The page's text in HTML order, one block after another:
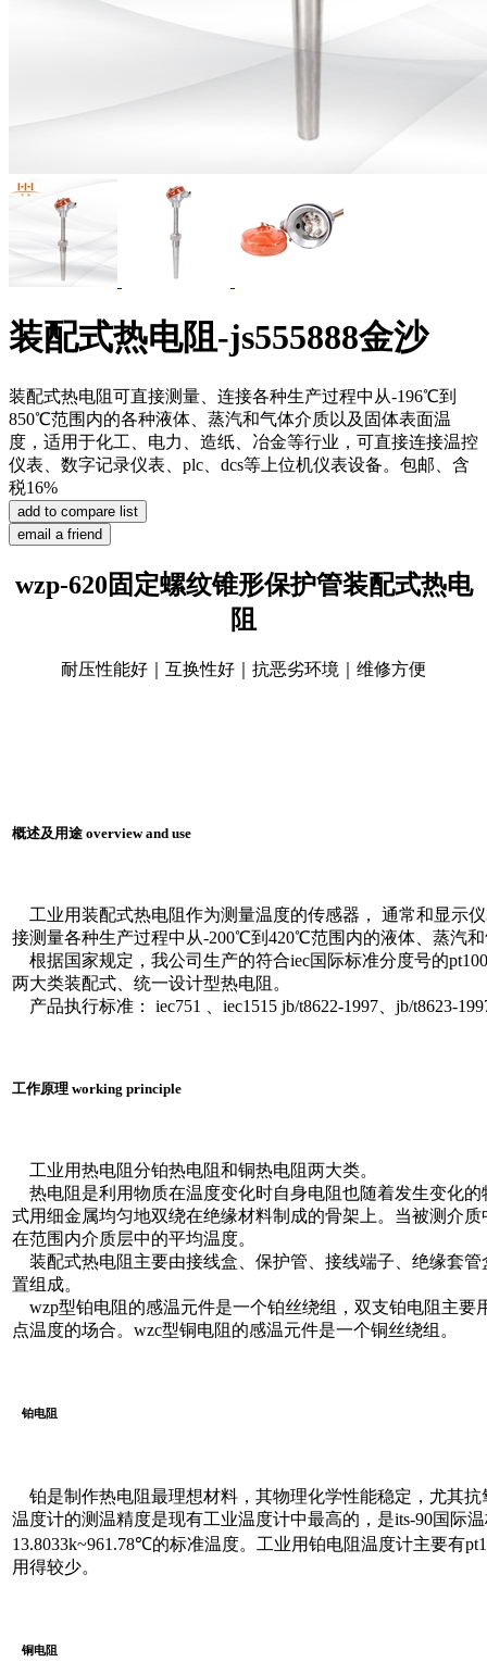
装配式热电阻-js555888金沙
装配式热电阻可直接测量、连接各种生产过程中从-196℃到
850℃范围内的各种液体、蒸汽和气体介质以及固体表面温
度，适用于化工、电力、造纸、冶金等行业，可直接连接温控
仪表、数字记录仪表、plc、dcs等上位机仪表设备。包邮、含
税16%
wzp-620固定螺纹锥形保护管装配式热电
阻
耐压性能好｜互换性好｜抗恶劣环境｜维修方便
概述及用途 overview and use
工业用装配式热电阻作为测量温度的传感器， 通常和显示
接测量各种生产过程中从-200℃到420℃范围内的液体、蒸汽
根据国家规定，我公司生产的符合iec国际标准分度号的
两大类装配式、统一设计型热电阻。
产品执行标准： iec751 、iec1515 jb/t8622-1997、jb/t8623-
工作原理 working principle
工业用热电阻分铂热电阻和铜热电阻两大类。
热电阻是利用物质在温度变化时自身电阻也随着发生变化
式用细金属均匀地双绕在绝缘材料制成的骨架上。当被测介
在范围内介质层中的平均温度。
装配式热电阻主要由接线盒、保护管、接线端子、绝缘套
置组成。
wzp型铂电阻的感温元件是一个铂丝绕组，双支铂电阻主要
点温度的场合。wzc型铜电阻的感温元件是一个铜丝绕组。
铂电阻
铂是制作热电阻最理想材料，其物理化学性能稳定，尤其
温度计的测温精度是现有工业温度计中最高的，是its-90国际
13.8033k~961.78℃的标准温度。工业用铂电阻温度计主要有
用得较少。
铜电阻